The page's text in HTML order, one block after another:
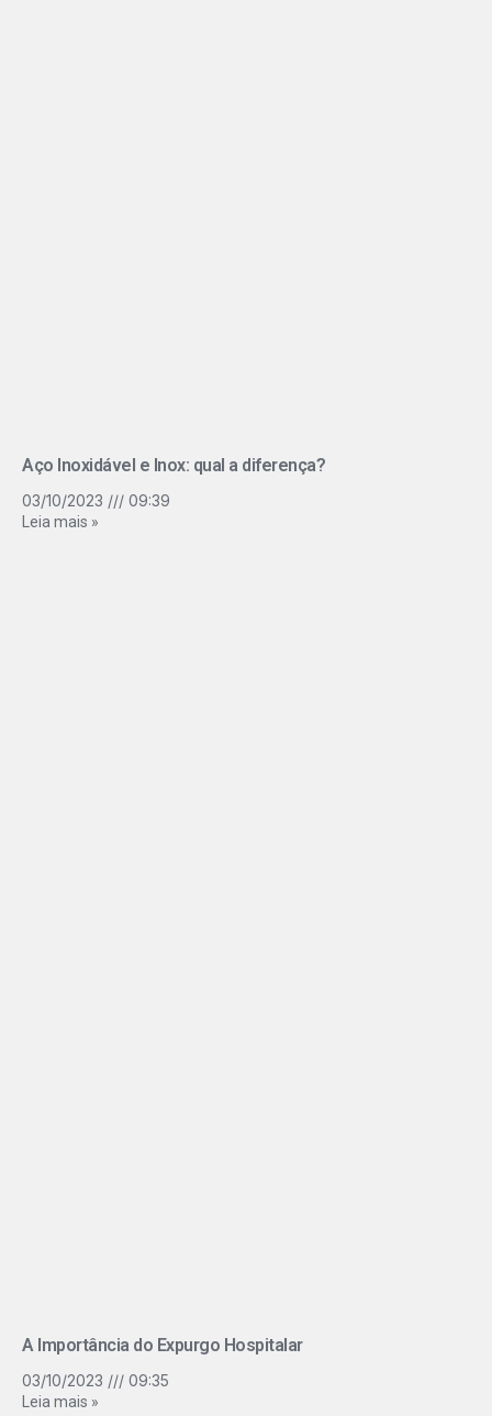
Aço Inoxidável e Inox: qual a diferença?
03/10/2023 09:39
Leia mais »
A Importância do Expurgo Hospitalar
03/10/2023 09:35
Leia mais »